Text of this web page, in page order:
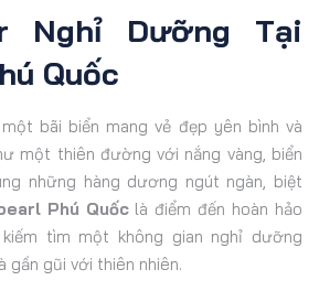
Nghỉ Dưỡng Tại
Quốc
bãi biển mang vẻ đẹp yên bình và
một thiên đường với nắng vàng, biển
những hàng dương ngút ngàn, biệt
Phú Quốclà điểm đến hoàn hảo
tìm một không gian nghỉ dưỡng
gần gũi với thiên nhiên.